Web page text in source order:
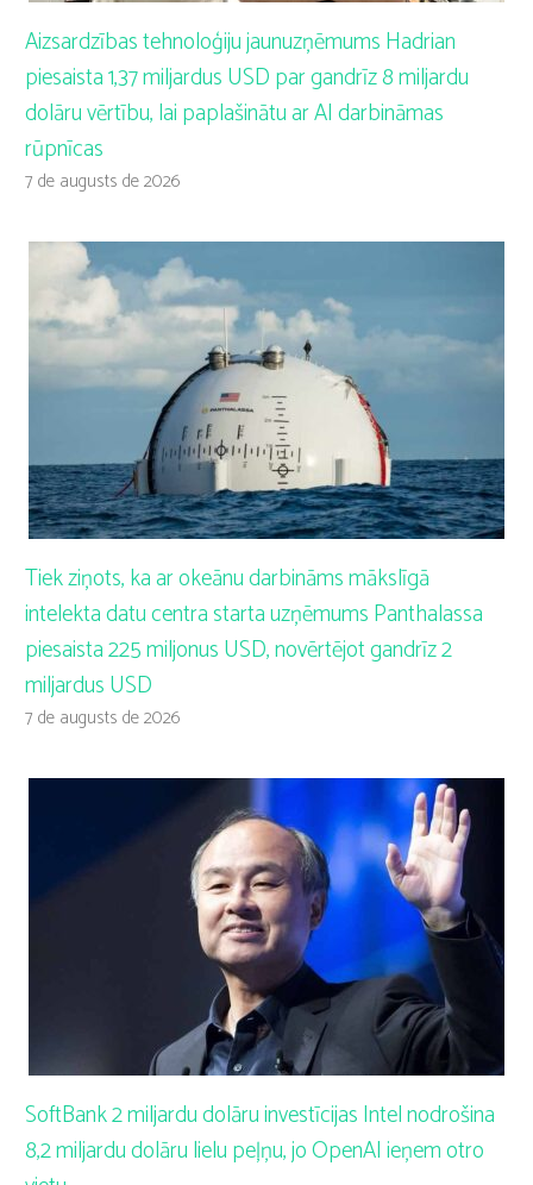
Aizsardzības tehnoloģiju jaunuzņēmums Hadrian
piesaista 1,37 miljardus USD par gandrīz 8 miljardu
dolāru vērtību, lai paplašinātu ar AI darbināmas
rūpnīcas
7 de augusts de 2026
Tiek ziņots, ka ar okeānu darbināms mākslīgā
intelekta datu centra starta uzņēmums Panthalassa
piesaista 225 miljonus USD, novērtējot gandrīz 2
miljardus USD
7 de augusts de 2026
SoftBank 2 miljardu dolāru investīcijas Intel nodrošina
8,2 miljardu dolāru lielu peļņu, jo OpenAI ieņem otro